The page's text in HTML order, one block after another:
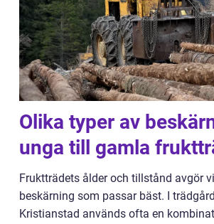
Olika typer av
unga till gamla
Fruktträdets ålder och tillstånd avgör
beskärning som passar bäst. I
Kristianstad används ofta en